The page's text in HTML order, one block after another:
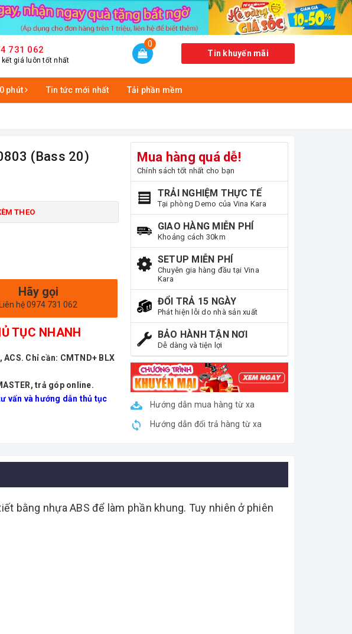
731 062
kết giá luôn tốt nhất
0
Tin khuyến mãi
phút Tin tức mới nhất Tải phần mềm
(Bass 20)
THEO
Hãy gọi
Liên hệ 0974 731 062
TỤC NHANH
Chỉ cần: CMTND+ BLX
trả góp online.
vấn và hướng dẫn thủ tục
Mua hàng quá dễ!
Chính sách tốt nhất cho bạn
TRẢI NGHIỆM THỰC TẾ
Tại phòng Demo của Vina Kara
GIAO HÀNG MIỄN PHÍ
Khoảng cách 30km
SETUP MIỄN PHÍ
Chuyên gia hàng đầu tại Vina
Kara
ĐỔI TRẢ 15 NGÀY
Phát hiện lỗi do nhà sản xuất
BẢO HÀNH TẬN NƠI
Dễ dàng và tiện lợi
Hướng dẫn mua hàng từ xa
Hướng dẫn đổi trả hàng từ xa
bằng nhựa ABS để làm phần khung. Tuy nhiên ở phiên